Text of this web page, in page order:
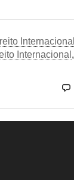
Internacional
Internacional ,